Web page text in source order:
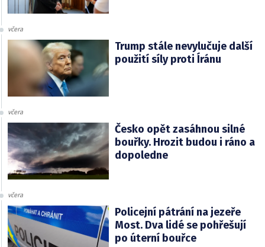
včera
Trump stále nevylučuje další
použití síly proti Íránu
včera
Česko opět zasáhnou silné
bouřky. Hrozit budou i ráno a
dopoledne
včera
Policejní pátrání na jezeře
Most. Dva lidé se pohřešují
po úterní bouřce